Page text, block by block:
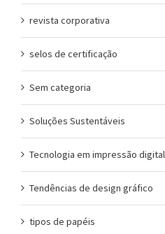
revista corporativa
selos de certificação
Sem categoria
Soluções Sustentáveis
Tecnologia em impressão digital
Tendências de design gráfico
tipos de papéis